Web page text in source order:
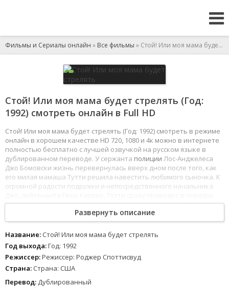
Фильмы и Сериалы онлайн » Все фильмы » Стой! Или моя мама будет стрелять
Стой! Или моя мама будет стрелять (Год:
1992) смотреть онлайн в Full HD
Стой! Или моя мама будет стрелять (Год: 1992) смотреть в режиме
онлайн в хорошем качестве HD 720, 1080 и 4к можно в интернете
полностью бесплатно с лучшей озвучкой на русском языке в
дублированном переводе. У сержанта полиции Лос-Анджелеса
Джо Бомовски жизнь перевернулась вверх дном после того, как
его милая мамаша Тутти решила навестить любимого сыночка. К
огромной радости подружки и непосредственного начальника
его холостяцкую берлогу и начинает налаживать «хозяйство».
Как вы прекрасно понимаете, бравый сержант не в
всех этих нововведений. А тут еще, в дополнение ко всем
проблемам, неугомонная Тутти оказывается свидетельницей
убийства и требует... чтобы сын позволил ей участвовать в
расследовании!
В итоге Джо получает нового напарника - собственную мамулю,
которая решает задать преступникам солидную трепку!
1
7
Развернуть описание
Название: Стой! Или моя мама будет стрелять
Год выхода:Год: 1992
Режиссер:Режиссер: Роджер Споттисвуд
Страна: Страна: США
Перевод: Дублированный